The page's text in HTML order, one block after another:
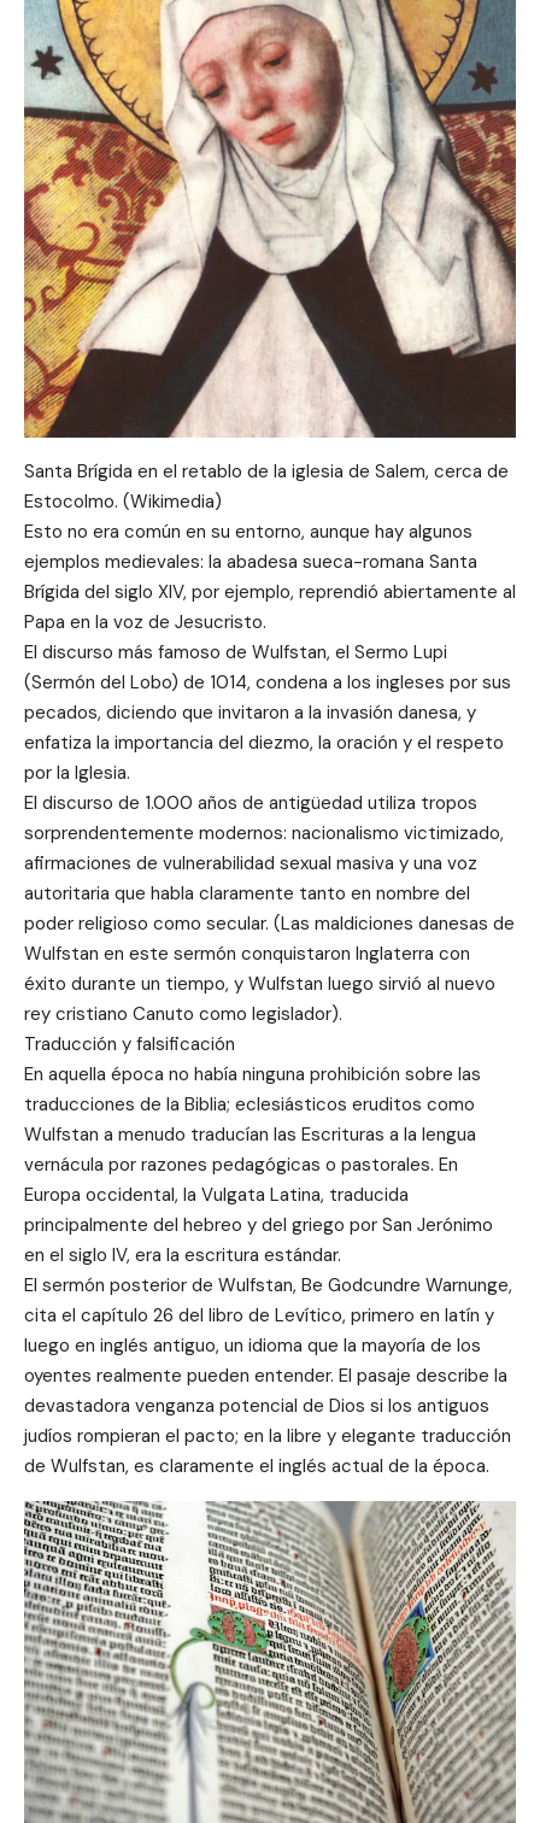
Santa Brígida en el retablo de la iglesia de Salem, cerca de
Estocolmo. (Wikimedia)
Esto no era común en su entorno, aunque hay algunos
ejemplos medievales: la abadesa sueca-romana Santa
Brígida del siglo XIV, por ejemplo, reprendió abiertamente al
Papa en la voz de Jesucristo.
El discurso más famoso de Wulfstan, el Sermo Lupi
(Sermón del Lobo) de 1014, condena a los ingleses por sus
pecados, diciendo que invitaron a la invasión danesa, y
enfatiza la importancia del diezmo, la oración y el respeto
por la Iglesia.
El discurso de 1.000 años de antigüedad utiliza tropos
sorprendentemente modernos: nacionalismo victimizado,
afirmaciones de vulnerabilidad sexual masiva y una voz
autoritaria que habla claramente tanto en nombre del
poder religioso como secular. (Las maldiciones danesas de
Wulfstan en este sermón conquistaron Inglaterra con
éxito durante un tiempo, y Wulfstan luego sirvió al nuevo
rey cristiano Canuto como legislador).
Traducción y falsificación
En aquella época no había ninguna prohibición sobre las
traducciones de la Biblia; eclesiásticos eruditos como
Wulfstan a menudo traducían las Escrituras a la lengua
vernácula por razones pedagógicas o pastorales. En
Europa occidental, la Vulgata Latina, traducida
principalmente del hebreo y del griego por San Jerónimo
en el siglo IV, era la escritura estándar.
El sermón posterior de Wulfstan, Be Godcundre Warnunge,
cita el capítulo 26 del libro de Levítico, primero en latín y
luego en inglés antiguo, un idioma que la mayoría de los
oyentes realmente pueden entender. El pasaje describe la
devastadora venganza potencial de Dios si los antiguos
judíos rompieran el pacto; en la libre y elegante traducción
de Wulfstan, es claramente el inglés actual de la época.